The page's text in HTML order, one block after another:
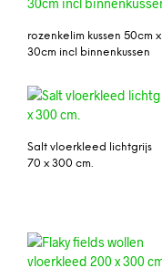
rozenkelim kussen 50cm x
30cm incl binnenkussen
Salt vloerkleed lichtgrijs
70 x 300 cm.